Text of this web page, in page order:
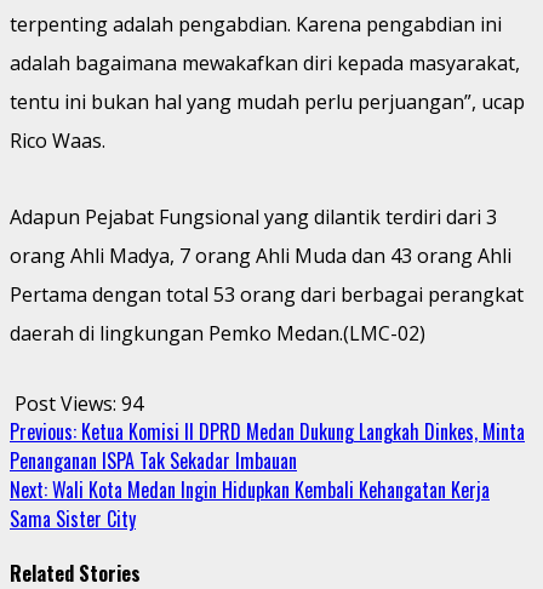
terpenting adalah pengabdian. Karena pengabdian ini
adalah bagaimana mewakafkan diri kepada masyarakat,
tentu ini bukan hal yang mudah perlu perjuangan”, ucap
Rico Waas.
Adapun Pejabat Fungsional yang dilantik terdiri dari 3
orang Ahli Madya, 7 orang Ahli Muda dan 43 orang Ahli
Pertama dengan total 53 orang dari berbagai perangkat
daerah di lingkungan Pemko Medan.(LMC-02)
Post Views: 94
Continue
Reading
Previous: Ketua Komisi II DPRD Medan Dukung Langkah Dinkes, Minta
Penanganan ISPA Tak Sekadar Imbauan
Next:Wali Kota Medan Ingin Hidupkan Kembali Kehangatan Kerja
Sama Sister City
Related Stories